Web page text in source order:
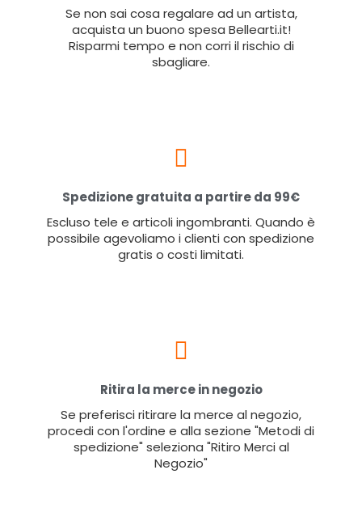
Se non sai cosa regalare ad un artista,
acquista un buono spesa Bellearti.it!
Risparmi tempo e non corri il rischio di
sbagliare.
Spedizione gratuita a partire da 99€
Escluso tele e articoli ingombranti. Quando è
possibile agevoliamo i clienti con spedizione
gratis o costi limitati.
Ritira la merce in negozio
Se preferisci ritirare la merce al negozio,
procedi con l'ordine e alla sezione "Metodi di
spedizione" seleziona "Ritiro Merci al
Negozio"